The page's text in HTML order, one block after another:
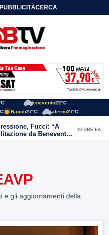
PUBBLICITÀCERCA
Benevento22°C
Napoli27°C Salerno27°C
Fucci: “A
da Benevento
10 ORE FA
e gli aggiornamenti della